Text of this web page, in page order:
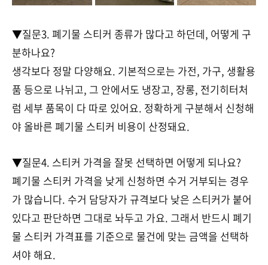
▼질문3. 폐기물 스티커 종류가 많다고 하던데, 어떻게 구
분하나요?
생각보다 정말 다양해요. 기본적으로는 가전, 가구, 생활용
품 등으로 나뉘고, 그 안에서도 냉장고, 장롱, 전기히터처
럼 세부 품목이 다 따로 있어요. 정확하게 구분해서 신청해
야 올바른 폐기물 스티커 비용이 산정돼요.
▼질문4. 스티커 가격을 잘못 선택하면 어떻게 되나요?
폐기물 스티커 가격을 낮게 신청하면 수거 거부되는 경우
가 많습니다. 수거 담당자가 규격보다 낮은 스티커가 붙어
있다고 판단하면 그대로 놔두고 가요. 그래서 반드시 폐기
물 스티커 가격표를 기준으로 물건에 맞는 금액을 선택하
셔야 해요.